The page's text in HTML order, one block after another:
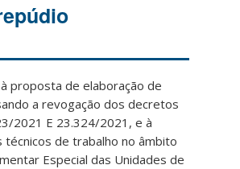
proposta de elaboração de
a revogação dos decretos
2021 E 23.324/2021, e à
técnicos de trabalho no âmbito
Especial das Unidades de